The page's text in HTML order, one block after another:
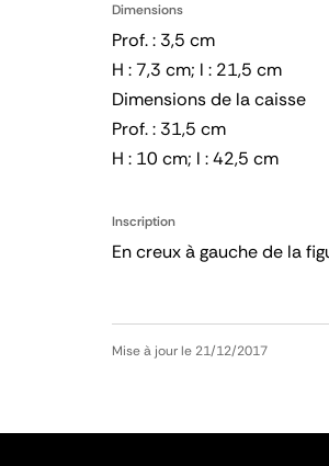
Dimensions
Prof. : 3,5 cm
H : 7,3 cm; l : 21,5 cm
Dimensions de la caisse
Prof. : 31,5 cm
H : 10 cm; l : 42,5 cm
Inscription
En creux à gauche de la
Mise à jour le 21/12/2017